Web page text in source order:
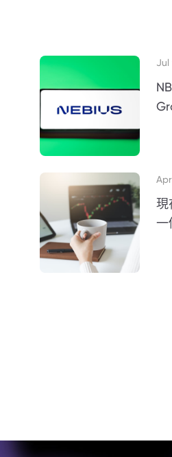
Jul
現
一
4. 未來通膨數據的影